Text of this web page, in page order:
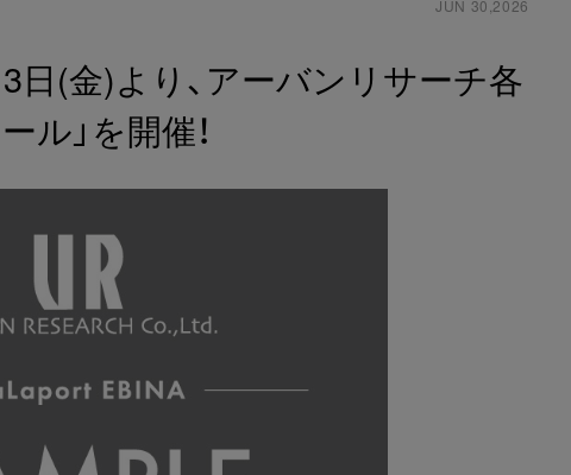
JUN 30,2026
3日(金)より、アーバンリサーチ各
ル」を開催！